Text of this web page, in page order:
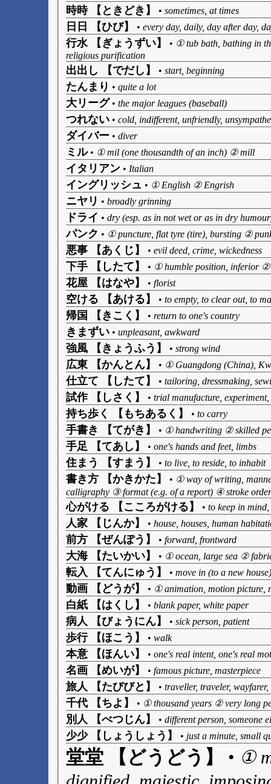
時時 【ときどき】 • sometimes, at times
日日 【ひび】 • every day, daily, day after day,
行水 【ぎょうずい】 • ① tub bath, bathing in
religious purification
出出し 【でだし】 • start, beginning
たんまり • quite a lot
大リーグ• the major leagues (baseball)
つれない • cold, indifferent, unfriendly,
ダイバー • diver
ミル• ① mil (one thousandth of an inch) ② mill
イタリアン • Italian
イングリッシュ • ① English ② Engrish
ニヤリ • broadly grinning
ドライ • dry (esp. as in not wet or as in dry
パンク • ① puncture, flat tyre (tire), bursting ②
悪事 【あくじ】 • evil deed, crime, wickedness
下手 【したて】 • ① humble position, inferior ②
花屋 【はなや】 • florist
空ける 【あける】 • to empty, to clear out, to
帰国 【きこく】 • return to one's country
きまずい • unpleasant, awkward
強風 【きょうふう】 • strong wind
広東 【かんとん】 • ① Guangdong (China),
仕立て 【したて】 • tailoring, dressmaking,
試作 【しさく】 • trial manufacture, experiment,
持ち歩く 【もちあるく】 • to carry
手書き 【てがき】 • ① handwriting ② skilled
手足 【てあし】 • one's hands and feet, limbs
住まう 【すまう】 • to live, to reside, to inhabit
書き方 【かきかた】 • ① way of writing,
calligraphy ③ format (e.g. of a report) ④ stroke
心がける 【こころがける】 • to keep in
人家 【じんか】 • house, houses, human
前方 【ぜんぽう】 • forward, frontward
大海 【たいかい】 • ① ocean, large sea ②
転入 【てんにゅう】 • move in (to a new house)
動画 【どうが】 • ① animation, motion picture,
白紙 【はくし】 • blank paper, white paper
病人 【びょうにん】 • sick person, patient
歩行 【ほこう】 • walk
本意 【ほんい】 • one's real intent, one's real
名画 【めいが】 • famous picture, masterpiece
旅人 【たびびと】 • traveller, traveler,
千代 【ちよ】 • ① thousand years ② very long
別人 【べつじん】 • different person, someone
少少 【しょうしょう】 • just a minute, small
堂堂 【どうどう】 • ①